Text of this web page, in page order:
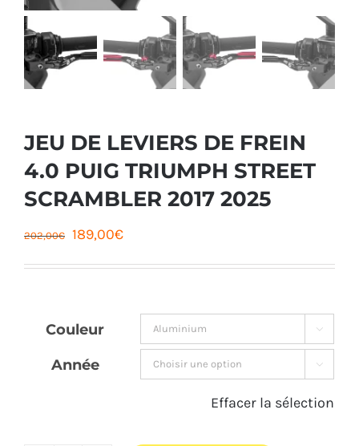
JEU DE LEVIERS DE FREIN
4.0 PUIG TRIUMPH STREET
SCRAMBLER 2017 2025
202,00€ Le
202,00€.
189,00€Le
est :
189,00€.
Couleur 
Année 
Effacer la sélection